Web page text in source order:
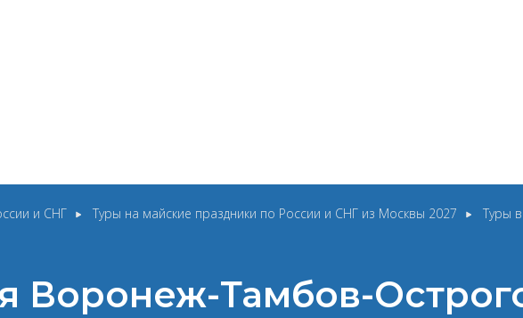
и СНГ Туры на майские праздники по России и СНГ из Москвы 2027 Туры
Воронеж-Тамбов-